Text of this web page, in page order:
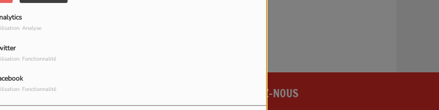
Analyse
Fonctionnalité
Fonctionnalité
vous avez rencontré une erreur.
PHOTOS CONTACTEZ-NOUS